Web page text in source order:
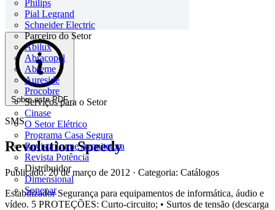
Philips
Pial Legrand
Schneider Electric
Parceiro do Setor
Abilux
Abracopel
Abreme
Aureside
Procobre
Serviços para o Setor
Cinase
O Setor Elétrico
Programa Casa Segura
Revista Lume Arquitetura
Revista Potência
Distribuidor
Dimensional
Sonepar
Sobre este PDF
SMS
Revolution Speedy
Publicado: 20 de março de 2012 · Categoria: Catálogos
Estabilizador Segurança para equipamentos de informática, áudio e
vídeo. 5 PROTEÇÕES: Curto-circuito; • Surtos de tensão (descarga